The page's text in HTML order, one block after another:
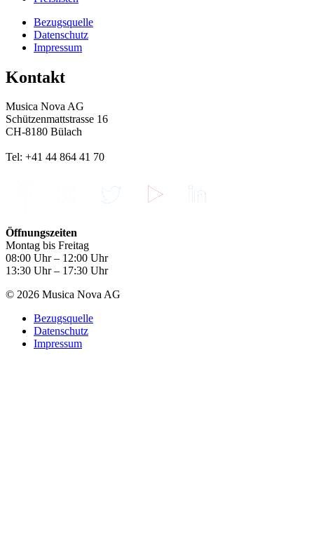
Bezugsquelle
Datenschutz
Impressum
Kontakt
Musica Nova AG
Schützenmattstrasse 16
CH-8180 Bülach
Tel: +41 44 864 41 70
Öffnungszeiten
Montag bis Freitag
08:00 Uhr – 12:00 Uhr
13:30 Uhr – 17:30 Uhr
© 2026 Musica Nova AG
Bezugsquelle
Datenschutz
Impressum